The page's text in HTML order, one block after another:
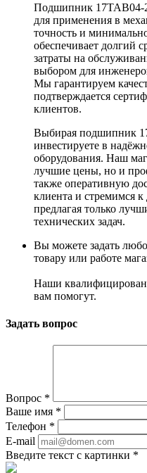
Подшипник 17TAB04-
для применения в
точность и
обеспечивает долгий
затраты на
выбором для
Мы гарантируем
подтверждается
клиентов.
Выбирая подшипник
инвестируете в
оборудования. Наш
лучшие цены, но и
также оперативную
клиента и стремимся к
предлагая только
технических задач.
Вы можете задать
товару или работе
Наши
вам помогут.
Задать вопрос
Вопрос *
Ваше имя *
Телефон *
E-mail
Введите текст с картинки *